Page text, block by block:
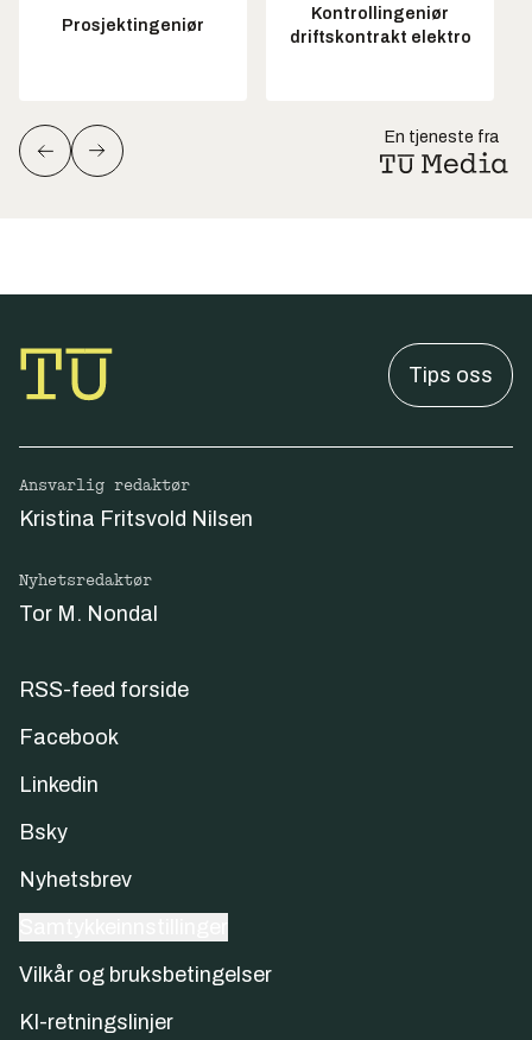
Prosjektingeniør
Kontrollingeniør
driftskontrakt elektro
En tjeneste fra
Tips oss
Ansvarlig redaktør
Kristina Fritsvold Nilsen
Nyhetsredaktør
Tor M. Nondal
RSS-feed forside
Facebook
Linkedin
Bsky
Nyhetsbrev
Vilkår og bruksbetingelser
KI-retningslinjer